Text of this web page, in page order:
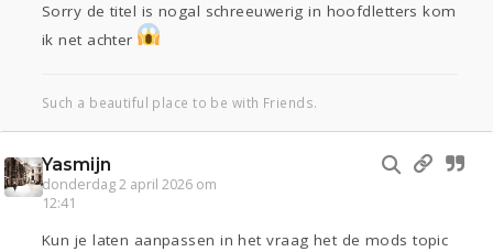
Sorry de titel is nogal schreeuwerig in hoofdletters kom
ik net achter
Such a beautiful place to be with Friends.
Yasmijn
donderdag 2 april 2026 om
12:41
Kun je laten aanpassen in het vraag het de mods topic